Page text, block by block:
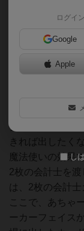
将軍、魔法使い
職カードを手札
か、他のプレイ
るラウンドを何
役職カードには
会計士は、手札
きれば出したく
魔法使いの効果
2枚の会計士を
は、2枚の会計士
ここで、あちゃ
ーカーフェイス
ログイ
Google
Apple
し